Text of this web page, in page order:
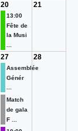
20
13:00
Fête de
la Musi
21
27
Assemblée
Génér
...
Match
de gala
F ...
28